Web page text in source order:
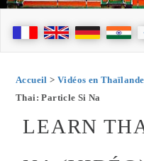
Accueil > Vidéos en Thaïlande
Thai: Particle Si Na
LEARN